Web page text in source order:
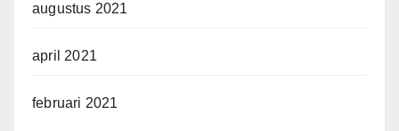
augustus 2021
april 2021
februari 2021